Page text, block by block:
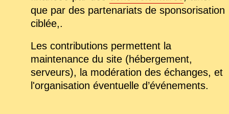
que par des partenariats de sponsorisation
ciblée,.
Les contributions permettent la
maintenance du site (hébergement,
serveurs), la modération des échanges, et
l'organisation éventuelle d’événements.